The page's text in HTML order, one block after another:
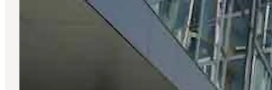
Aktiviteter
Spise og drikke
Planlegg turen din